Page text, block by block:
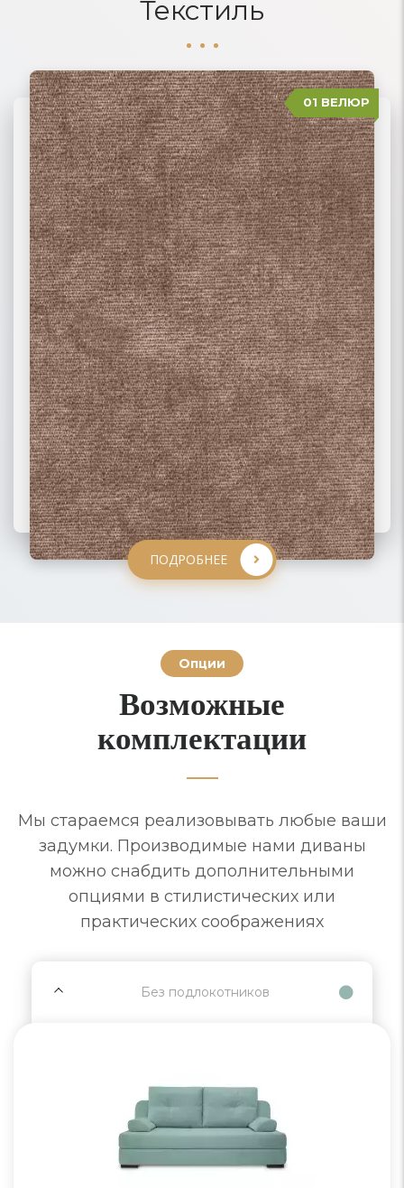
Текстиль
06 ЖАККАРД
ПОДРОБНЕЕ
01 ВЕЛЮР
ПОДРОБНЕЕ
02 РОГОЖКА
ПОДРОБНЕЕ
03 ФЛОК
ПОДРОБНЕЕ
Опции
Возможные
комплектации
Мы стараемся реализовывать любые ваши
задумки. Производимые нами диваны
можно снабдить дополнительными
опциями в стилистических или
практических соображениях
Без подлокотников